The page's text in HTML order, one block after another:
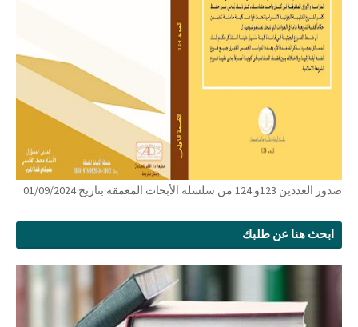
صدور العددين 123و 124 من سلسلة الأبحاث المعمقة بتاريخ 01/09/2024
ابحث هنا عن طلبك